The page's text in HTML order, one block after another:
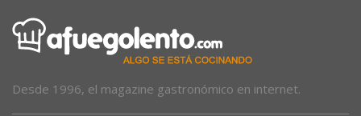
Desde 1996, el magazine gastronómico en internet.